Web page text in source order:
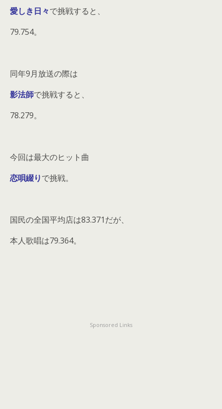
愛しき日々で挑戦すると、
79.754。
同年9月放送の際は
影法師で挑戦すると、
78.279。
今回は最大のヒット曲
恋唄綴りで挑戦。
国民の全国平均店は83.371だが、
本人歌唱は79.364。
Sponsored Links